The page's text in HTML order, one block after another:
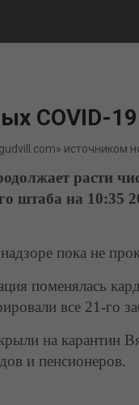
COVID-
источником
расти
штаба на 10:35
пока не
поменялась
все 21-го
на карантин
и пенсионеров.